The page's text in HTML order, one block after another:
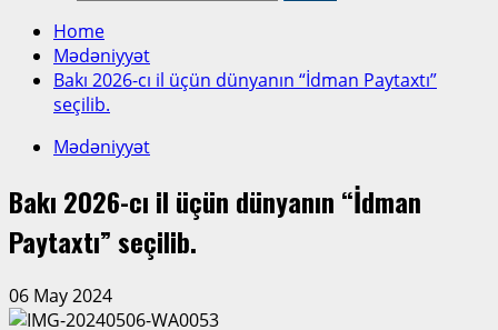
Home
Mədəniyyət
Bakı 2026-cı il üçün dünyanın “İdman Paytaxtı”
seçilib.
Mədəniyyət
Bakı 2026-cı il üçün dünyanın “İdman
Paytaxtı” seçilib.
06 May 2024